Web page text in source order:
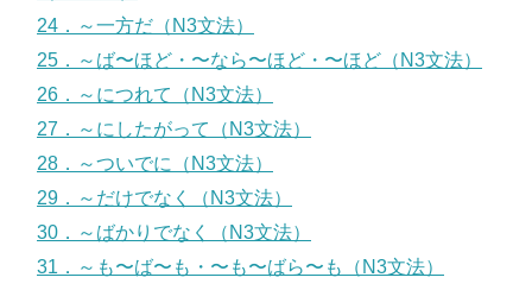
24．～一方だ（N3文法）
25．～ば〜ほど・〜なら〜ほど・〜ほど（N3文法）
26．～につれて（N3文法）
27．～にしたがって（N3文法）
28．～ついでに（N3文法）
29．～だけでなく（N3文法）
30．～ばかりでなく（N3文法）
31．～も〜ば〜も・〜も〜ばら〜も（N3文法）